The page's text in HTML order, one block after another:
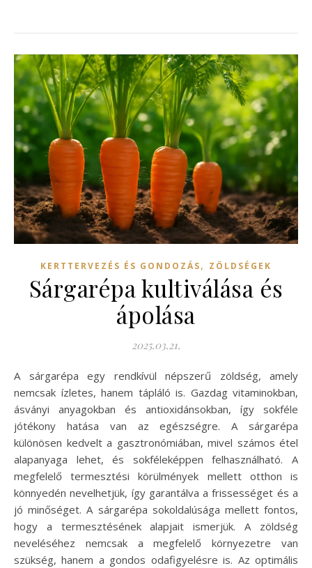
KERTTERVEZÉS ÉS GONDOZÁS, ZÖLDSÉGEK
Sárgarépa kultiválása és
ápolása
2025.03.21.
A sárgarépa egy rendkívül népszerű zöldség, amely
nemcsak ízletes, hanem tápláló is. Gazdag vitaminokban,
ásványi anyagokban és antioxidánsokban, így sokféle
jótékony hatása van az egészségre. A sárgarépa
különösen kedvelt a gasztronómiában, mivel számos étel
alapanyaga lehet, és sokféleképpen felhasználható. A
megfelelő termesztési körülmények mellett otthon is
könnyedén nevelhetjük, így garantálva a frissességet és a
jó minőséget. A sárgarépa sokoldalúsága mellett fontos,
hogy a termesztésének alapjait ismerjük. A zöldség
neveléséhez nemcsak a megfelelő környezetre van
szükség, hanem a gondos odafigyelésre is. Az optimális